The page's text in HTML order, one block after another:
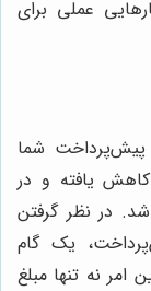
عملی برای
پیش‌پرداخت شما
کاهش یافته و در
در نظر گرفتن
یک گام
نه تنها مبلغ